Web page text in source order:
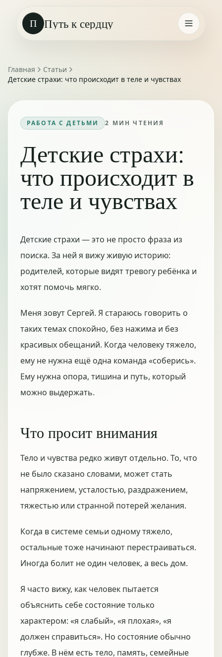
П Путь к сердцу
Главная
Статьи
Детские страхи: что происходит в теле и чувствах
РАБОТА С ДЕТЬМИ 2 МИН ЧТЕНИЯ
Детские страхи:
что происходит в
теле и чувствах
Детские страхи — это не просто фраза из
поиска. За ней я вижу живую историю:
родителей, которые видят тревогу ребёнка и
хотят помочь мягко.
Меня зовут Сергей. Я стараюсь говорить о
таких темах спокойно, без нажима и без
красивых обещаний. Когда человеку тяжело,
ему не нужна ещё одна команда «соберись».
Ему нужна опора, тишина и путь, который
можно выдержать.
Что просит внимания
Тело и чувства редко живут отдельно. То, что
не было сказано словами, может стать
напряжением, усталостью, раздражением,
тяжестью или странной потерей желания.
Когда в системе семьи одному тяжело,
остальные тоже начинают перестраиваться.
Иногда болит не один человек, а весь дом.
Я часто вижу, как человек пытается
объяснить себе состояние только
характером: «я слабый», «я плохая», «я
должен справиться». Но состояние обычно
глубже. В нём есть тело, память, семейные